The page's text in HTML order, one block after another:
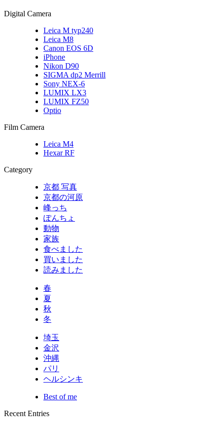
Digital Camera
Leica M typ240
Leica M8
Canon EOS 6D
iPhone
Nikon D90
SIGMA dp2 Merrill
Sony NEX-6
LUMIX LX3
LUMIX FZ50
Optio
Film Camera
Leica M4
Hexar RF
Category
京都 写真
京都の河原
峰っち
ぽんちょ
動物
家族
食べました
買いました
読みました
春
夏
秋
冬
埼玉
金沢
沖縄
パリ
ヘルシンキ
Best of me
Recent Entries